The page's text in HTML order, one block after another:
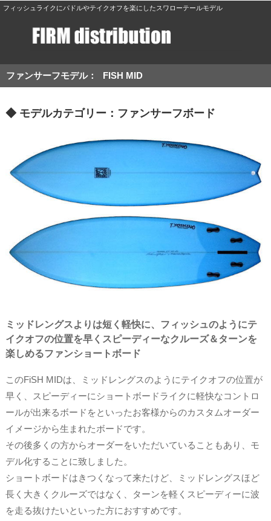
フィッシュライクにパドルやテイクオフを楽にしたスワローテールモデル
ファンサーフモデル： FISH MID
◆ モデルカテゴリー：ファンサーフボード
ミッドレングスよりは短く軽快に、フィッシュのようにテ
イクオフの位置を早くスピーディーなクルーズ＆ターンを
楽しめるファンショートボード
このFiSH MIDは、ミッドレングスのようにテイクオフの位置が
早く、スピーディーにショートボードライクに軽快なコントロ
ールが出来るボードをといったお客様からのカスタムオーダー
イメージから生まれたボードです。
その後多くの方からオーダーをいただいていることもあり、モ
デル化することに致しました。
ショートボードはきつくなって来たけど、ミッドレングスほど
長く大きくクルーズではなく、ターンを軽くスピーディーに波
を走る抜けたいといった方におすすめです。